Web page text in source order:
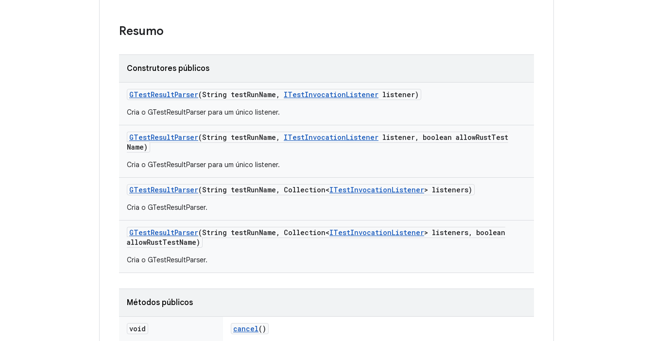
Resumo
Construtores públicos
GTestResultParser(String testRunName , ITestInvocationListener listener)
Cria o GTestResultParser para um único listener.
GTestResultParser(String testRunName , ITestInvocationListener listener, boolean allowRustTest
Name)
Cria o GTestResultParser para um único listener.
GTestResultParser(String testRunName , Collection<ITestInvocationListener> listeners)
Cria o GTestResultParser.
GTestResultParser(String testRunName , Collection<ITestInvocationListener> listeners,
boolean
allowRustTestName)
Cria o GTestResultParser.
Métodos públicos
void cancel()